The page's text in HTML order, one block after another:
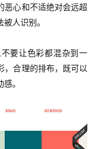
恶心和不适绝对会远超
人识别。
要让色彩都混杂到一
，合理的排布，既可以
。